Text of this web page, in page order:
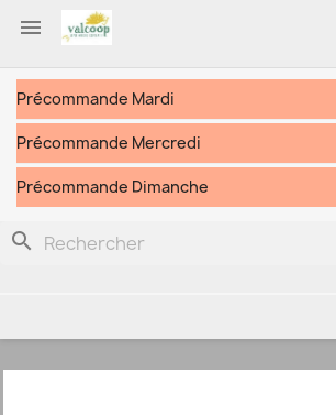

Précommande Mardi
Précommande Mercredi
Précommande Dimanche
search